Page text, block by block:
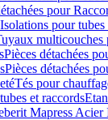
pour
Isolations pour tubes
multicouches
Pièces détachées
Pièces détachées
Tés pour
et raccords
Mapress Acier